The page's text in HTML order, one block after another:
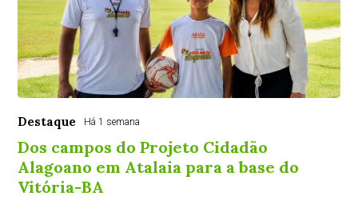
Destaque Há 1 semana
Dos campos do Projeto Cidadão
Alagoano em Atalaia para a base do
Vitória-BA